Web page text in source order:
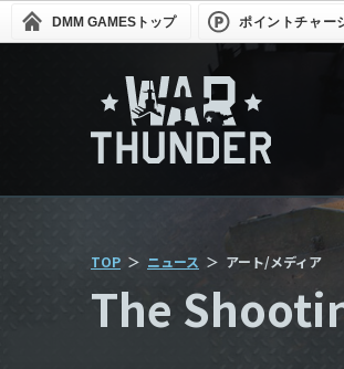
DMM GAMES トップ ポイントチャー
TOP ニュース アート/メディア
The